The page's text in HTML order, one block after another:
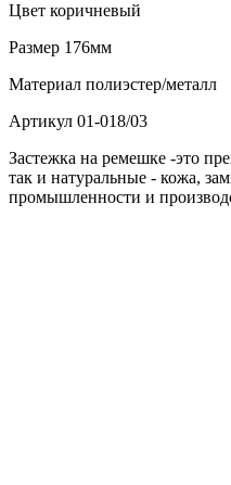
Цвет коричневый
Размер 176мм
Материал полиэстер/металл
Артикул 01-018/03
Застежка на ремешке -это
так и натуральные - кожа,
промышленности и